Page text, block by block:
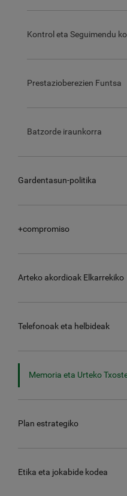
Kontrol eta Seguimendu
Prestazioberezien Funtsa
Batzorde iraunkorra
Gardentasun-politika
+compromiso
Arteko akordioak Elkarrekiko
Telefonoak eta helbideak
Memoria eta Urteko
Plan estrategiko
Etika eta jokabide kodea